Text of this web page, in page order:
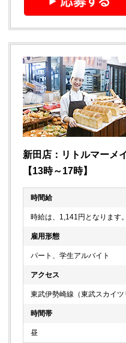
新田店：リトルマーメ
【13時～17時】
時間給
時給は、1,141円となります。
雇用形態
パート、学生アルバイト
アクセス
東武伊勢崎線（東武スカイ
時間帯
昼